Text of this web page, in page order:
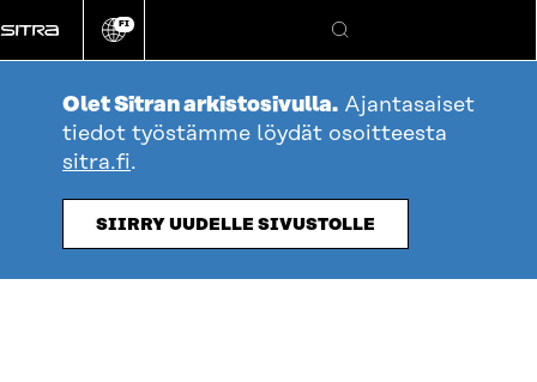
suoraan
sisältöön
Vaihda
kieli
FI
Hae
Olet Sitran arkistosivulla. Ajantasaiset
tiedot työstämme löydät osoitteesta
sitra.fi.
SIIRRY UUDELLE SIVUSTOLLE